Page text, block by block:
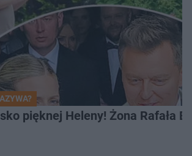
pięknej Heleny! Żona Rafała